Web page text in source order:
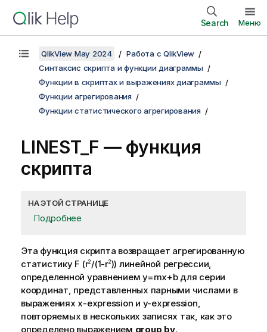
Search Меню
QlikView May 2024
Работа с QlikView
Синтаксис скрипта и функции диаграммы
Функции в скриптах и выражениях диаграммы
Функции агрегирования
Функции статистического агрегирования
LINEST_F — функция
скрипта
НА ЭТОЙ СТРАНИЦЕ
Подробнее
Эта функция скрипта возвращает агрегированную
статистику F (r2 /(1-r2)) линейной регрессии,
определенной уравнением y=mx+bдля серии
координат, представленных парными числами в
выражениях x-expression и y-expression,
повторяемых в нескольких записях так, как это
определено выражением group by.